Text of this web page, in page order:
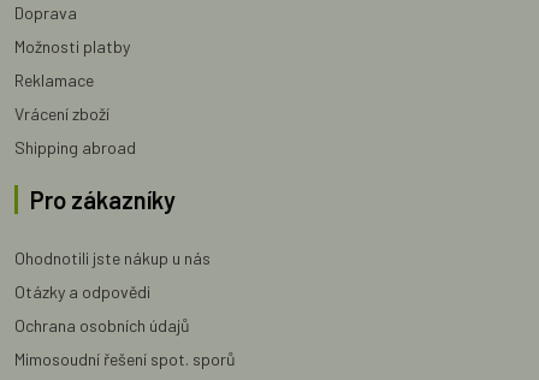
Doprava
Možnosti platby
Reklamace
Vrácení zboží
Shipping abroad
Pro zákazníky
Ohodnotili jste nákup u nás
Otázky a odpovědi
Ochrana osobních údajů
Mimosoudní řešení spot. sporů